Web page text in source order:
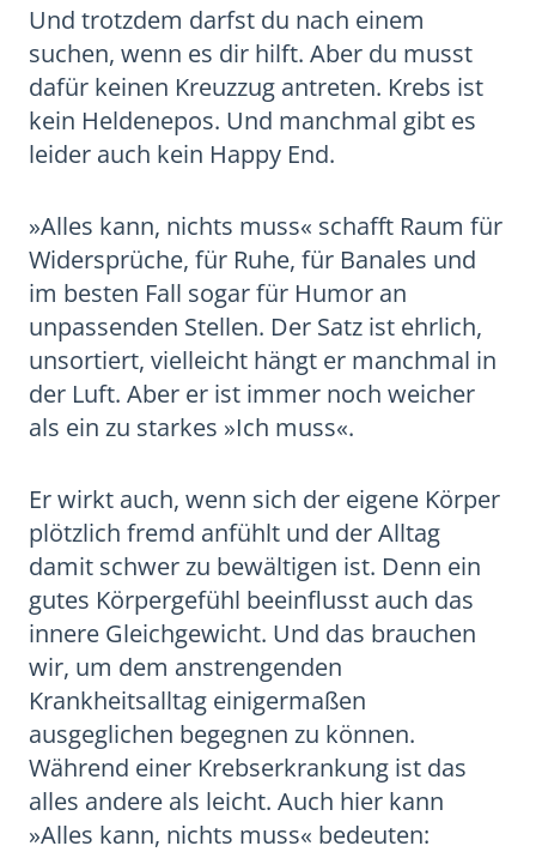
Und trotzdem darfst du nach einem
suchen, wenn es dir hilft. Aber du musst
dafür keinen Kreuzzug antreten. Krebs ist
kein Heldenepos. Und manchmal gibt es
leider auch kein Happy End.
»Alles kann, nichts muss« schafft Raum für
Widersprüche, für Ruhe, für Banales und
im besten Fall sogar für Humor an
unpassenden Stellen. Der Satz ist ehrlich,
unsortiert, vielleicht hängt er manchmal in
der Luft. Aber er ist immer noch weicher
als ein zu starkes »Ich muss«.
Er wirkt auch, wenn sich der eigene Körper
plötzlich fremd anfühlt und der Alltag
damit schwer zu bewältigen ist. Denn ein
gutes Körpergefühl beeinflusst auch das
innere Gleichgewicht. Und das brauchen
wir, um dem anstrengenden
Krankheitsalltag einigermaßen
ausgeglichen begegnen zu können.
Während einer Krebserkrankung ist das
alles andere als leicht. Auch hier kann
»Alles kann, nichts muss« bedeuten: